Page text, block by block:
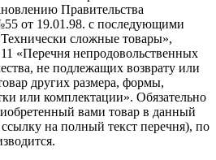
Правительства
от 19.01.98. с последующими
сложные товары»,
«Перечня непродовольственных
не подлежащих возврату или
других размера, формы,
или комплектации». Обязательно
вами товар в данный
на полный текст перечня), по